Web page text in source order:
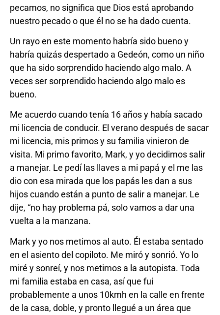
pecamos, no significa que Dios está aprobando
nuestro pecado o que él no se ha dado cuenta.
Un rayo en este momento habría sido bueno y
habría quizás despertado a Gedeón, como un niño
que ha sido sorprendido haciendo algo malo. A
veces ser sorprendido haciendo algo malo es
bueno.
Me acuerdo cuando tenía 16 años y había sacado
mi licencia de conducir. El verano después de sacar
mi licencia, mis primos y su familia vinieron de
visita. Mi primo favorito, Mark, y yo decidimos salir
a manejar. Le pedí las llaves a mi papá y el me las
dio con esa mirada que los papás les dan a sus
hijos cuando están a punto de salir a manejar. Le
dije, “no hay problema pá, solo vamos a dar una
vuelta a la manzana.
Mark y yo nos metimos al auto. Él estaba sentado
en el asiento del copiloto. Me miró y sonrió. Yo lo
miré y sonreí, y nos metimos a la autopista. Toda
mi familia estaba en casa, así que fui
probablemente a unos 10kmh en la calle en frente
de la casa, doble, y pronto llegué a un área que